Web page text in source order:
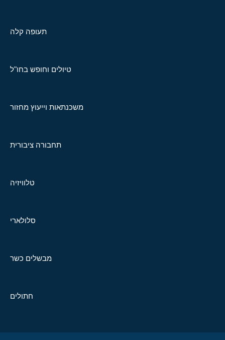
תעופה קלה
טיולים וחופש בחו"ל
משכנתאות וייעוץ מחזור
תחבורה ציבורית
טלוויזיה
סלולארי
מבשלים כשר
חתולים